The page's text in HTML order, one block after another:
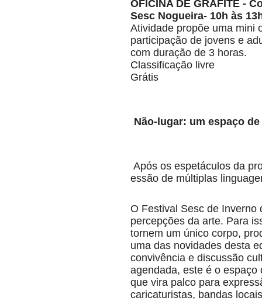
OFICINA DE GRAFITE -
Sesc Nogueira- 10h às
Atividade propõe uma mini
participação de jovens e
com duração de 3 horas.
Classificação livre
Grátis
Não-lugar: um espaço
Após os espetáculos da
essão de múltiplas
O Festival Sesc de Inverno
percepções da arte. Para
tornem um único corpo,
uma das novidades desta
convivência e discussão
agendada, este é o
que vira palco para
caricaturistas, bandas